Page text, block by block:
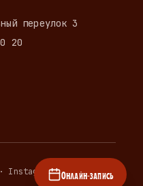
переулок 3
20
· Instagram · dndclub.by
Онлайн-запись